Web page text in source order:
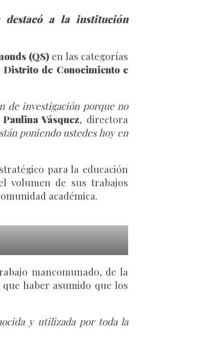
destacó a la institución
(QS)en las categorías
Distrito de Conocimiento e
de investigación porque no
Vásquez, directora
poniendo ustedes hoy en
para la educación
volumen de sus trabajos
académica.
mancomunado, de la
haber asumido que los
y utilizada por toda la